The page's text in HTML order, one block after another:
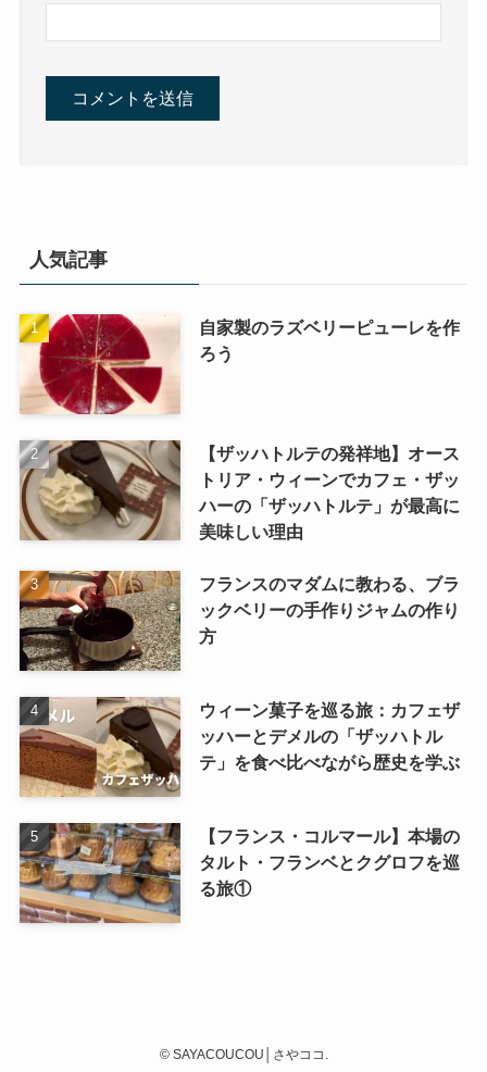
人気記事
自家製のラズベリーピューレを作
ろう
【ザッハトルテの発祥地】オース
トリア・ウィーンでカフェ・ザッ
ハーの「ザッハトルテ」が最高に
美味しい理由
フランスのマダムに教わる、ブラ
ックベリーの手作りジャムの作り
方
ウィーン菓子を巡る旅：カフェザ
ッハーとデメルの「ザッハトル
テ」を食べ比べながら歴史を学ぶ
【フランス・コルマール】本場の
タルト・フランベとクグロフを巡
る旅①
©SAYACOUCOU│さやココ.